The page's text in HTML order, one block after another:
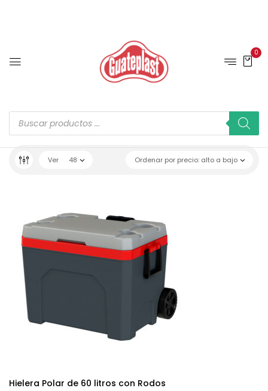
0
Ordenar por precio: alto a bajo
Ver 48
Hielera Polar de 60 litros con Rodos